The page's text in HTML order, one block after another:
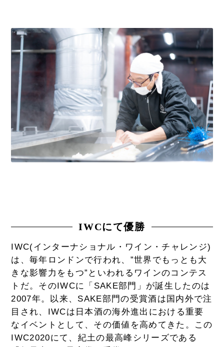
IWCにて優勝
IWC(インターナショナル・ワイン・チャレンジ)
は、毎年ロンドンで行われ、”世界でもっとも大
きな影響力をもつ”といわれるワインのコンテス
トだ。そのIWCに「SAKE部門」が誕生したのは
2007年。以来、SAKE部門の受賞酒は国内外で注
目され、IWCは日本酒の海外進出における重要
なイベントとして、その価値を高めてきた。この
IWC2020にて、紀土の最高峰シリーズである